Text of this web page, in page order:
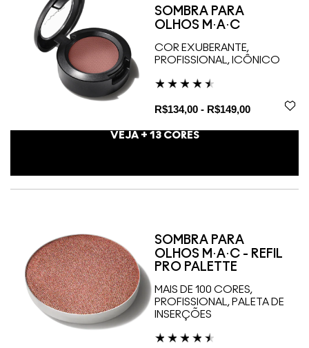
SOMBRA PARA
OLHOS M·A·C
COR EXUBERANTE,
PROFISSIONAL, ICÔNICO
R$134,00 - R$149,00
VEJA + 13CORES
SOMBRA PARA
OLHOS M·A·C - REFIL
PRO PALETTE
MAIS DE 100 CORES,
PROFISSIONAL, PALETA DE
INSERÇÕES